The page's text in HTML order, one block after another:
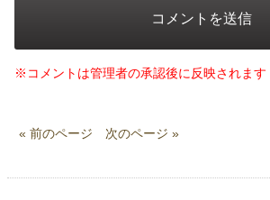
※コメントは管理者の承認後に反映されます
« 前のページ 次のページ »